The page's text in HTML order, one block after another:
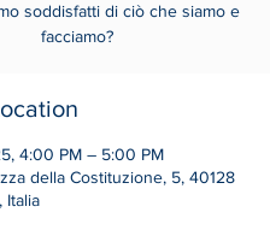
soddisfatti di ciò che siamo e
facciamo?
4:00 PM – 5:00 PM
della Costituzione, 5, 40128
Italia